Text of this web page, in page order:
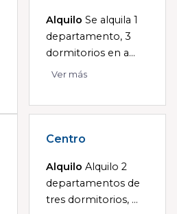
Alquilo Se alquila 1
departamento, 3
dormitorios en a...
Ver más
Centro
Alquilo Alquilo 2
departamentos de
tres dormitorios, ...